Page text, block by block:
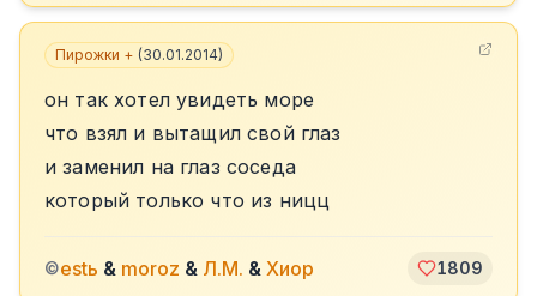
Пирожки + (30.01.2014)
он так хотел увидеть море
что взял и вытащил свой глаз
и заменил на глаз соседа
который только что из ницц
©estь & moroz & Л.М. & Хиор 1809